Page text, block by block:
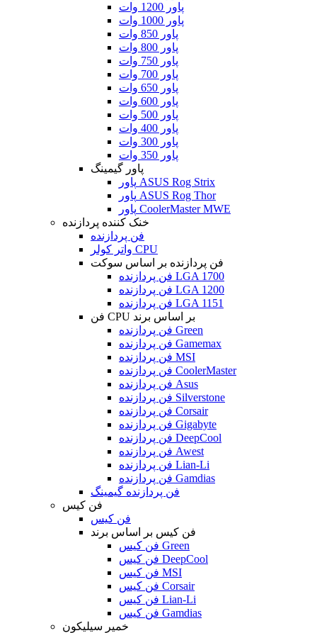
پاور 1200 وات
پاور 1000 وات
پاور 850 وات
پاور 800 وات
پاور 750 وات
پاور 700 وات
پاور 650 وات
پاور 600 وات
پاور 500 وات
پاور 400 وات
پاور 300 وات
پاور 350 وات
پاور گیمینگ
پاور ASUS Rog Strix
پاور ASUS Rog Thor
پاور CoolerMaster MWE
خنک کننده پردازنده
فن پردازنده
واتر کولر CPU
فن پردازنده بر اساس سوکت
فن پردازنده LGA 1700
فن پردازنده LGA 1200
فن پردازنده LGA 1151
فن CPU بر اساس برند
فن پردازنده Green
فن پردازنده Gamemax
فن پردازنده MSI
فن پردازنده CoolerMaster
فن پردازنده Asus
فن پردازنده Silverstone
فن پردازنده Corsair
فن پردازنده Gigabyte
فن پردازنده DeepCool
فن پردازنده Awest
فن پردازنده Lian-Li
فن پردازنده Gamdias
فن پردازنده گیمینگ
فن کیس
فن کیس
فن کیس بر اساس برند
فن کیس Green
فن کیس DeepCool
فن کیس MSI
فن کیس Corsair
فن کیس Lian-Li
فن کیس Gamdias
خمیر سیلیکون